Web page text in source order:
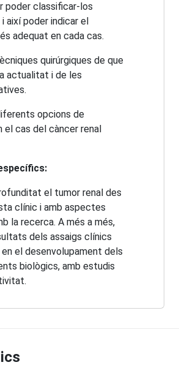
poder classificar-los
així poder indicar el
adequat en cada cas.
quirúrgiques de que
actualitat i de les
opcions de
el cas del càncer renal
el tumor renal des
clínic i amb aspectes
la recerca. A més a més,
dels assaigs clínics
el desenvolupament dels
biològics, amb estudis